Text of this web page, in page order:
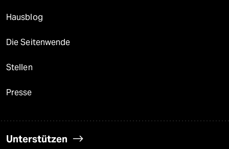
Hausblog
Die Seitenwende
Stellen
Presse
Unterstützen